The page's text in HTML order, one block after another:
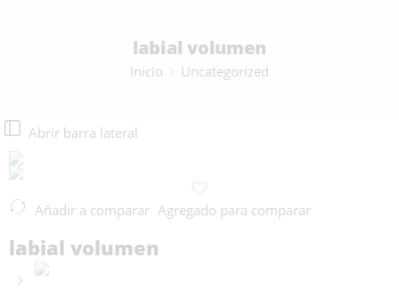
labial volumen
Inicio Uncategorized
Abrir barra lateral
Añadir a comparar Agregado para comparar
labial volumen